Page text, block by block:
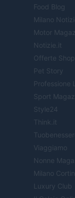
Food Blog
Milano
Motor
Notizie.it
Offerte
Pet Story
Professione
Sport
Style24
Think.it
Viaggiamo
Nonne
Milano
Luxury Club